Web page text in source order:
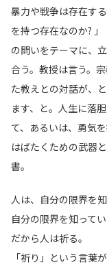
暴力や戦争は存在す
を持つ存在なのか?
の問いをテーマに、
合う。教授は言う。
た教えとの対話が、
ます、と。人生に落
て、あるいは、勇気
はばたくための武器
書。
人は、自分の限界を
自分の限界を知ってい
だから人は祈る。
「祈り」という言葉